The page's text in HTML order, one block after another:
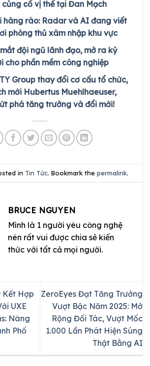
củng cố vị thế tại Đan Mạch
hàng rào: Radar và AI đang viết
phòng thủ xâm nhập khu vực
đội ngũ lãnh đạo, mở ra kỷ
cho phần mềm công nghiệp
Group thay đổi cơ cấu tổ chức,
mới Hubertus Muehlhaeuser,
phá tăng trưởng và đổi mới!
in Tin Tức. Bookmark thepermalink.
BRUCE NGUYEN
Mình là 1 người yêu công nghệ
nên rất vui được chia sẻ kiến
thức với tất cả mọi người.
Kết Hợp
UXE
Nâng
Phố
ZeroEyes Đạt Tăng Trưởng
Vượt Bậc Năm 2025: Mở
Rộng Đối Tác, Vượt Mốc
1.000 Lần Phát Hiện Súng
Thật Bằng AI